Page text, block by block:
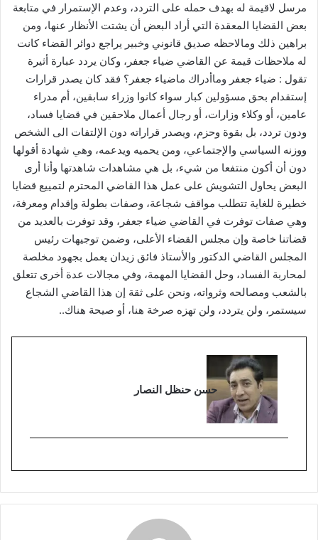
مرسل لاقيمة له بهدف حمله على التردد، وعدم الإستمرار في متابعة
بعض القضايا المعقدة التي أراد البعض أن يشتت الأنظار عنها، ومن
براهين ذلك ومالاحظه صديق قانوني وخبير يراجع دوائر القضاء كانت
له ملاحظات قيمة عن القاضي ضياء جعفر، وكان يردد عبارة أثيرة
تقول : ضياء جعفر وماأدراك ماضياء جعفر؟ فقد كان يصدر قرارات
إستقدام بحق مسؤولين كبار سواء كانوا وزراء سابقين، أم مدراء
عامين، أو وكلاء وزارات، أو رجال أعمال ملاحقين في قضايا فساد،
ودون تردد، بل بقوة وحزم، ويصدر قراراته دون الإلتفات الى الشخص
ووزنه السياسي والإجتماعي، ومن يحميه ويدعمه، وهي شهادة أقولها
دون أن أكون منتفعا من شيء، بل هي مشاهدات شاهدتها وأنا أرى
البعض يحاول التشويش على عمل هذا القاضي المحترم لتمييع قضايا
خطيرة للغاية تتطلب مواقف شجاعة، وصفات بطولة وإقدام ومعرفة،
وهي صفات توفرت في القاضي ضياء جعفر، وقد توفرت بالعديد من
قضاتنا خاصة وإن مجلس القضاء الأعلى، وضمن توجيهات رئيس
المجلس القاضي الدكتور والأستاذ فائق زيدان يعمل بجهود مخلصة
لمحاربة الفساد، وحل القضايا المهمة، وفي مجالات عدة أخرى تتعلق
بالشعب ومصالحه وثرواته، ونحن على ثقة إن هذا القاضي الشجاع
سيستمر، ولن يتردد، ولن تهزه صرخة هنا، أو صيحة هناك..
حسن حنظل النصار